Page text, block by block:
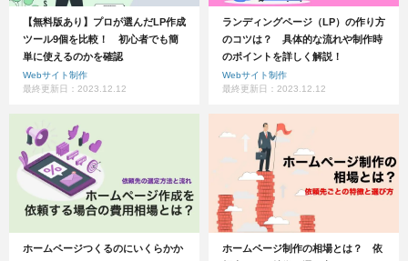
【無料版あり】プロが選んだLP作成
ツール9個を比較！ 初心者でも簡
単に使えるのかを確認
Webサイト制作
最終更新日：2023.12.12
ランディングページ（LP）の作り方
のコツは？ 具体的な流れや制作時
のポイントを詳しく解説！
Webサイト制作
最終更新日：2023.12.12
ホームページつくるのにいくらかか
ホームページ制作の相場とは？ 依